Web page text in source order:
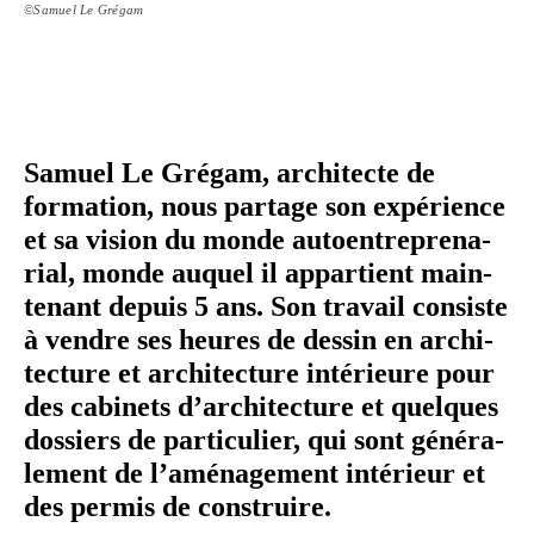
©Samuel Le Grégam
Samuel Le Grégam, archi­tecte de
formation, nous partage son expé­rience
et sa vision du monde autoen­tre­pre­na­
rial, monde auquel il appar­tient main­
te­nant depuis 5 ans. Son travail consiste
à vendre ses heures de dessin en archi­
tec­ture et archi­tec­ture inté­rieure pour
des cabinets d’ar­chi­tec­ture et quelques
dossiers de par­ti­cu­lier, qui sont géné­ra­
le­ment de l’aménagement intérieur et
des permis de construire.